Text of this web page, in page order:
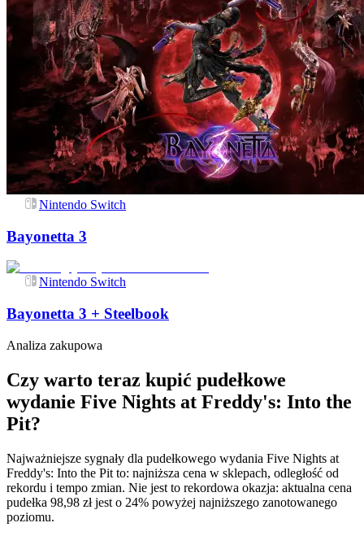
Nintendo Switch
Bayonetta 3
Nintendo Switch
Bayonetta 3 + Steelbook
Analiza zakupowa
Czy warto teraz kupić pudełkowe
wydanie Five Nights at Freddy's: Into the
Pit?
Najważniejsze sygnały dla pudełkowego wydania Five Nights at
Freddy's: Into the Pit to: najniższa cena w sklepach, odległość od
rekordu i tempo zmian. Nie jest to rekordowa okazja: aktualna cena
pudełka 98,98 zł jest o 24% powyżej najniższego zanotowanego
poziomu.